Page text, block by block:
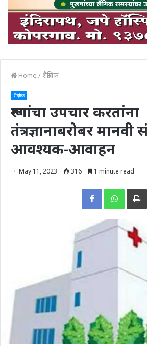
Home /शैक्षणिक
शैक्षणिक
रूग्णांचा उपचार करतांना
तंत्रज्ञानाबरोबर मानवी
आवश्यक-आवाहन
May 11, 2023 316 1 minute read